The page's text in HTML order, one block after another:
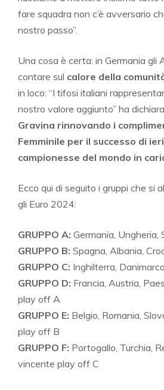
fare squadra non c’è avversario
nostro passo”.
Una cosa è certa: in Germania gli
contare sul calore della
in loco: “I tifosi italiani
nostro valore aggiunto” ha
Gravina rinnovando i
Femminile per il successo di
campionesse del mondo in
Ecco qui di seguito i gruppi che si
gli Euro 2024:
GRUPPO A: Germania, Ungheria,
GRUPPO B: Spagna, Albania,
GRUPPO C: Inghilterra,
GRUPPO D: Francia, Austria,
play off A
GRUPPO E: Belgio, Romania,
play off B
GRUPPO F: Portogallo, Turchia,
vincente play off C